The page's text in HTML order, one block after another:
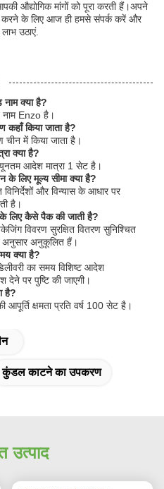
औद्योगिक मांगों को पूरा करती हैं।अपने
करने के लिए आज ही हमसे संपर्क करें और
उठाएं.
नाम क्या है?
नाम Enzo है।
कहाँ किया जाता है?
चीन में किया जाता है।
क्या है?
आदेश मात्रा 1 सेट है।
के लिए मूल्य सीमा क्या है?
और विन्यास के आधार पर
है।
लिए कैसे पैक की जाती है?
विवरण सुरक्षित वितरण सुनिश्चित
अनुकूलित हैं।
क्या है?
का समय विशिष्ट आदेश
पर पुष्टि की जाएगी।
है?
आपूर्ति क्षमता प्रति वर्ष 100 सेट है।
कुंडल काटने का उपकरण
उत्पाद